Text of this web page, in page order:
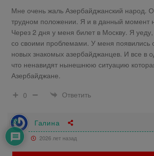
Мне очень жаль Азербайджанский народ.
трудном положении. Я и в данный момент
Через 2 дня у меня билет в Москву. Я уеду,
со своими проблемами. У меня появились
новых знакомых азербайджанцев. И все в
что ненавидят нынешнюю ситуацию
Азербайджане.
0
Ответить
Галина
2026 лет назад
39